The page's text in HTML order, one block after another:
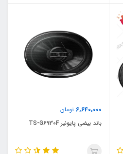
6,640,000 تومان
باند بیضی پایونیر TS-G6930F